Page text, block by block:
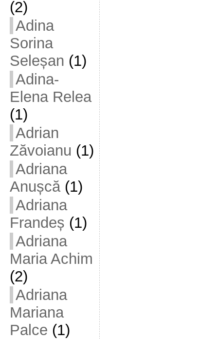
(2)
Adina
Sorina
Seleșan (1)
Adina-
Elena Relea
(1)
Adrian
Zăvoianu (1)
Adriana
Anușcă(1)
Adriana
Frandeș (1)
Adriana
Maria Achim
(2)
Adriana
Mariana
Palce (1)